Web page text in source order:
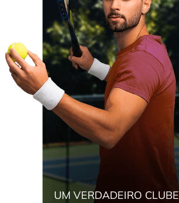
UM VERDADEIRO CLUBE